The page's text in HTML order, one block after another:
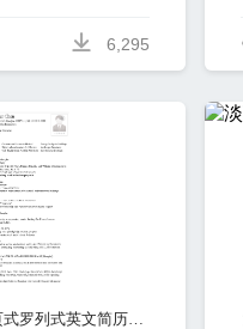
6,295
灰色土木建筑单页式罗列式英文简历模板免费下载